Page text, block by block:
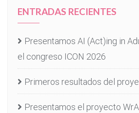
ENTRADAS RECIENTES
Presentamos AI (Act)ing in
el congreso ICON 2026
Primeros resultados del
Presentamos el proyecto